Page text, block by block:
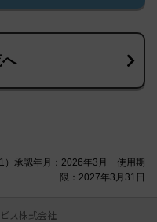
承認年月：2026年3月 使用期
限：2027年3月31日
ス株式会社